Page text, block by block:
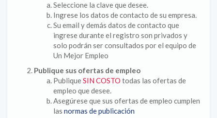
Seleccione la clave que desee.
Ingrese los datos de contacto de su empresa.
Su email y demás datos de contacto que
ingrese durante el registro son privados y
solo podrán ser consultados por el equipo de
Un Mejor Empleo
Publique sus ofertas de empleo
PubliqueSIN COSTO todas las ofertas de
empleo que desee.
Asegúrese que sus ofertas de empleo cumplen
las normas de publicación